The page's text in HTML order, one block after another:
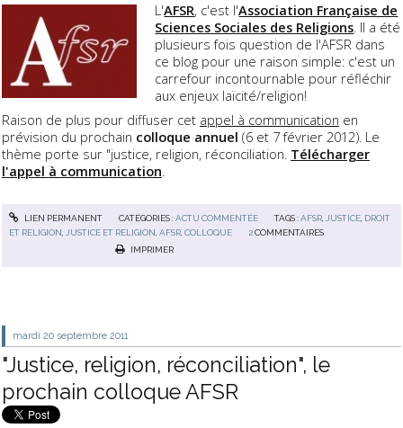
L'AFSR, c'est l'Association Française de
Sciences Sociales des Religions. Il a été
plusieurs fois question de l'AFSR dans
ce blog pour une raison simple: c'est un
carrefour incontournable pour réfléchir
aux enjeux laïcité/religion!
Raison de plus pour diffuser cet appel à communication en
prévision du prochain colloque annuel (6 et 7 février 2012). Le
thème porte sur "justice, religion, réconciliation. Télécharger
l'appel à communication.
LIEN PERMANENT CATÉGORIES :ACTU COMMENTÉE TAGS :AFSR JUSTICE DROIT
ET RELIGION
JUSTICE ET RELIGION ,AFSR ,COLLOQUE 2 COMMENTAIRES
IMPRIMER
mardi 20 septembre 2011
"Justice, religion, réconciliation", le
prochain colloque AFSR